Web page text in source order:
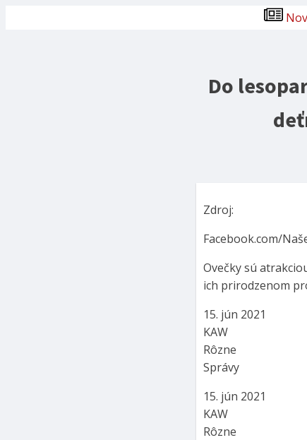
Do
Zdroj:
Facebook.com/
Ovečky sú
ich prirodzenom
15. jún 2021
KAW
Rôzne
Správy
15. jún 2021
KAW
Rôzne